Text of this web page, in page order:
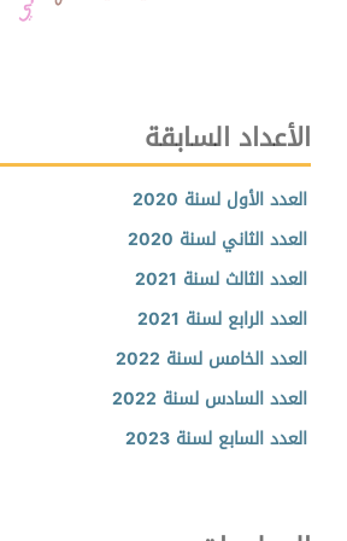
الأعداد السابقة
العدد الأول لسنة 2020
العدد الثاني لسنة 2020
العدد الثالث لسنة 2021
العدد الرابع لسنة 2021
العدد الخامس لسنة 2022
العدد السادس لسنة 2022
العدد السابع لسنة 2023